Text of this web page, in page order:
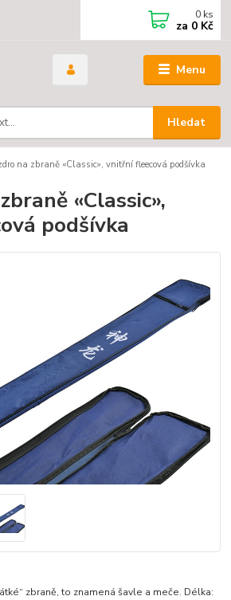
Menu
Hledat
0 ks
za 0 Kč
na zbraně «Classic», vnitřní fleecová podšívka
«Classic»,
podšívka
zbraně, to znamená šavle a meče. Délka: